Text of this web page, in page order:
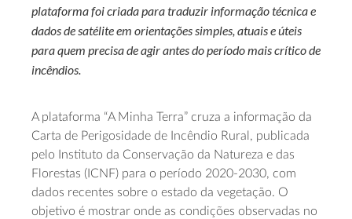
plataforma foi criada para traduzir informação técnica e
dados de satélite em orientações simples, atuais e úteis
para quem precisa de agir antes do período mais crítico de
incêndios.
A plataforma “A Minha Terra” cruza a informação da
Carta de Perigosidade de Incêndio Rural, publicada
pelo Instituto da Conservação da Natureza e das
Florestas (ICNF) para o período 2020-2030, com
dados recentes sobre o estado da vegetação. O
objetivo é mostrar onde as condições observadas no